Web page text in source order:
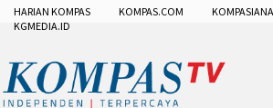
HARIAN KOMPAS KOMPAS.COM
KGMEDIA.ID